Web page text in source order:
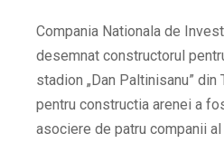
Compania Nationala de
desemnat constructorul
stadion „Dan Paltinisanu”
pentru constructia arenei a
asociere de patru companii